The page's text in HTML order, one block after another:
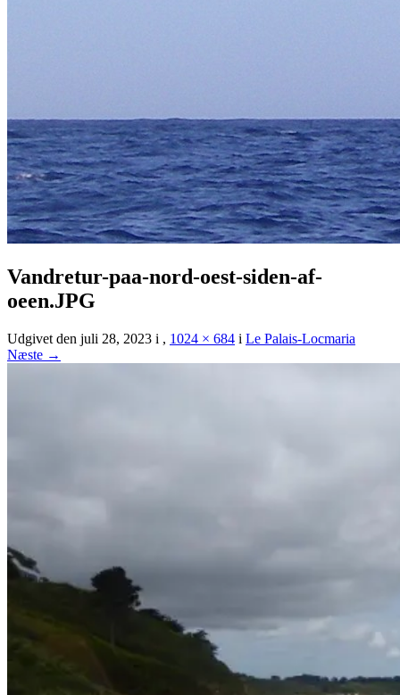
Vandretur-paa-nord-oest-siden-af-
oeen.JPG
Udgivet den juli 28, 2023 i , 1024 × 684 i Le Palais-Locmaria
Næste →